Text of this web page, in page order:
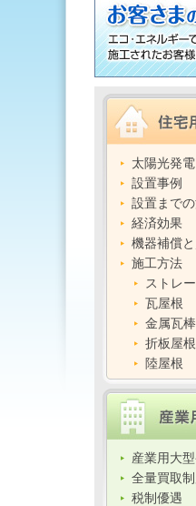
太陽光発
設置事例
設置まで
経済効果
機器補償
施工方法
ストレ
瓦屋根
金属瓦
折板屋根
陸屋根
産業用大
全量買取
税制優遇